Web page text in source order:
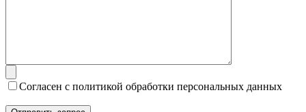
Согласен с политикой обработки персональных данных